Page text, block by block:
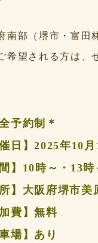
南部（堺市・富田
希望される方は、
予約制＊
催日】2025年10
間】10時～・13
所】大阪府堺市
加費】無料
車場】あり